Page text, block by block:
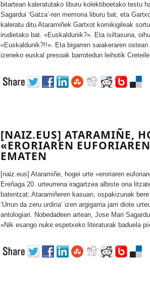
bitartean kaleratutako liburu kolektiboetako testu
Sagardui ‘Gatza’-ren memoria liburu bat, eta
kaleratu ditu Ataramiñek Gartxot komikigileak
irudietako bat. «Euskaldunik?». Eta isiltasuna,
«Euskaldunik?!!». Eta bigarren saiakeraren
izeneko euskal presoak barrotedun leihotik
[NAIZ.EUS] ATARAMIÑE,
«ERORIAREN
EMATEN
[naiz.eus] Ataramiñe, hogei urte «eroriaren
Ereñaga 20. urteurrena iragartzea albiste ona
batentzat; Ataramiñeren kasuan, ospakizunak
‘Urrun da zeru urdina’ izen argigarria jarri diote
antologiari. Nobedadeen artean, Jose Mari
«Nik esango nuke espetxeko literaturak baduela